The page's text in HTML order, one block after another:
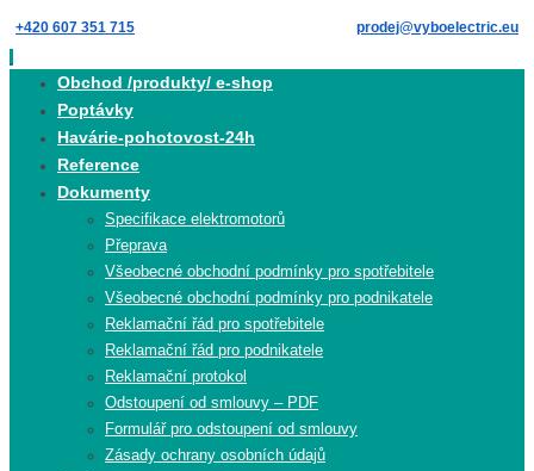
Skip
to
content
+420 607 351 715 prodej@vyboelectric.eu
Obchod /produkty/ e-shop
Poptávky
Havárie-pohotovost-24h
Reference
Dokumenty
Specifikace elektromotorů
Přeprava
Všeobecné obchodní podmínky pro spotřebitele
Všeobecné obchodní podmínky pro podnikatele
Reklamační řád pro spotřebitele
Reklamační řád pro podnikatele
Reklamační protokol
Odstoupení od smlouvy – PDF
Formulář pro odstoupení od smlouvy
Zásady ochrany osobních údajů